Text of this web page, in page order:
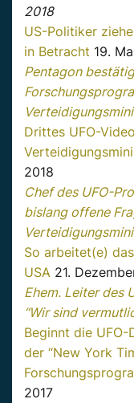
2018
US-Politiker
in Betracht 19.
Pentagon
Drittes UFO-
2018
Chef des UFO-
bislang offene
So arbeitet(e)
USA 21.
Ehem. Leiter des
“Wir sind
Beginnt die
der “New York
2017